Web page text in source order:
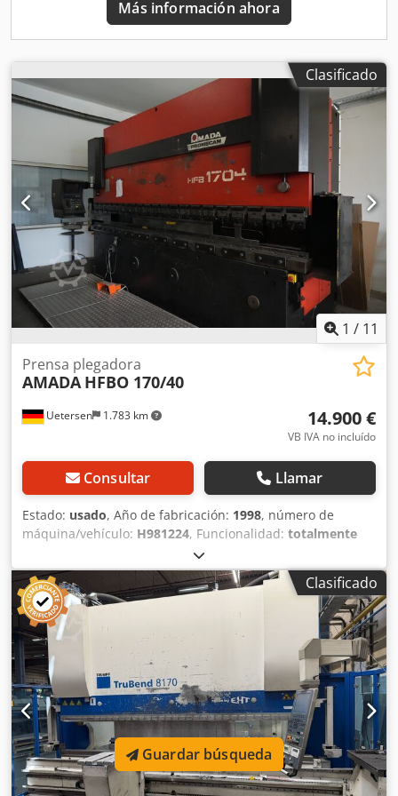
Más información ahora
Clasificado
1 / 11
Uetersen 1.783 km
Prensa plegadora
AMADA HFBO 170/40
14.900 €
VB IVA no incluído
Consultar Llamar
Estado: usado, Año de fabricación: 1998, número de
máquina/vehículo: H981224, Funcionalidad: totalmente
11 kW (14,96 CV)
170 t, carrera:180 mm, velocidad de funcionamiento:8
mm/s, velocidad de retroceso:80 mm/s, ancho de la
mesa:180 mm, longitud de la mesa:
, altura de
la mesa:
960 mm 410 mm,
espacio libre entre las columnas:
, capacidad del
depósito de aceite:
150 l , longitud total: 4.500 mm, ancho
total:2.200 mm, altura total:2.900 mm , peso total:13 kg,
Equipamiento:Marcado CE, barrera fotoeléctrica de
seguridad, documentación / manual, Esta máquina aún
se puede visitar en la fábrica del norte de Alemania,
estando operativa. Longitud de trabajo: 4100 mm Distancia
entre columnas: 3650 mm Fuerza de presión: 170
Clasificado
Guardar búsqueda